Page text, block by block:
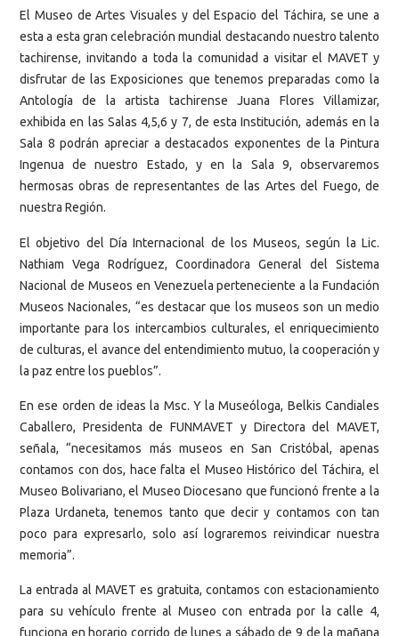
El Museo de Artes Visuales y del Espacio del Táchira, se une a
esta a esta gran celebración mundial destacando nuestro talento
tachirense, invitando a toda la comunidad a visitar el MAVET y
disfrutar de las Exposiciones que tenemos preparadas como la
Antología de la artista tachirense Juana Flores Villamizar,
exhibida en las Salas 4,5,6 y 7, de esta Institución, además en la
Sala 8 podrán apreciar a destacados exponentes de la Pintura
Ingenua de nuestro Estado, y en la Sala 9, observaremos
hermosas obras de representantes de las Artes del Fuego, de
nuestra Región.
El objetivo del Día Internacional de los Museos, según la Lic.
Nathiam Vega Rodríguez, Coordinadora General del Sistema
Nacional de Museos en Venezuela perteneciente a la Fundación
Museos Nacionales, “es destacar que los museos son un medio
importante para los intercambios culturales, el enriquecimiento
de culturas, el avance del entendimiento mutuo, la cooperación y
la paz entre los pueblos”.
En ese orden de ideas la Msc. Y la Museóloga, Belkis Candiales
Caballero, Presidenta de FUNMAVET y Directora del MAVET,
señala, “necesitamos más museos en San Cristóbal, apenas
contamos con dos, hace falta el Museo Histórico del Táchira, el
Museo Bolivariano, el Museo Diocesano que funcionó frente a la
Plaza Urdaneta, tenemos tanto que decir y contamos con tan
poco para expresarlo, solo así lograremos reivindicar nuestra
memoria”.
La entrada al MAVET es gratuita, contamos con estacionamiento
para su vehículo frente al Museo con entrada por la calle 4,
funciona en horario corrido de lunes a sábado de 9 de la mañana